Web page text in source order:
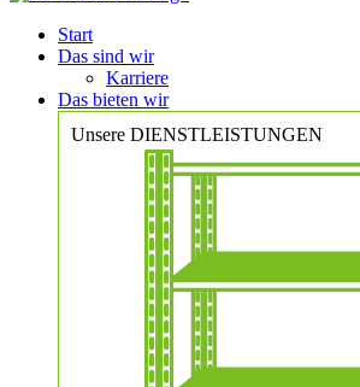
Start
Das sind wir
Karriere
Das bieten wir
Unsere DIENSTLEISTUNGEN